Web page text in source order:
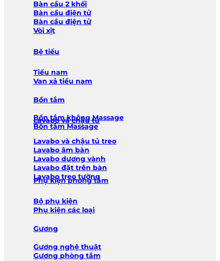
Bàn cầu 2 khối
Bàn cầu điện tử
Bàn cầu điện tử
Vòi xịt
Bệ tiểu
Tiểu nam
Van xả tiểu nam
Bồn tắm
Bồn tắm không Massage
Bồn tắm Massage
Lavabo và chậu tủ
Lavabo và chậu tủ treo
Lavabo âm bàn
Lavabo dương vành
Lavabo đặt trên bàn
Lavabo treo tường
Phụ kiện phòng tắm
Bộ phụ kiện
Phụ kiện các loại
Gương
Gương nghệ thuật
Gương phòng tắm